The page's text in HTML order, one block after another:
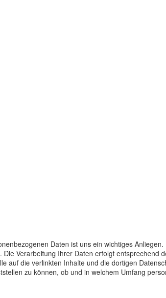
Daten ist uns ein wichtiges
Verarbeitung Ihrer Daten erfolgt entsprechend
auf die verlinkten Inhalte und die dortigen
zu können, ob und in welchem Umfang